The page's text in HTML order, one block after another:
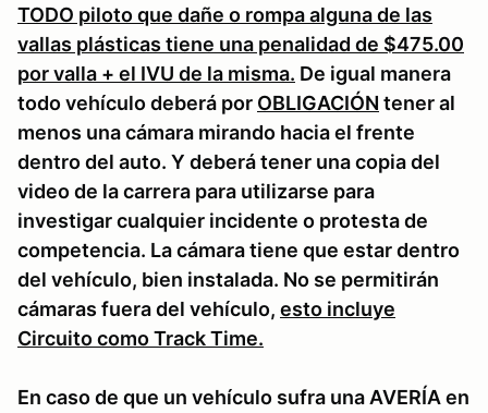
TODO piloto que dañe o rompa alguna de las
vallas plásticas tiene una penalidad de $475.00
por valla + el IVU de la misma. De igual manera
todo vehículo deberá por OBLIGACIÓN tener al
menos una cámara mirando hacia el frente
dentro del auto. Y deberá tener una copia del
video de la carrera para utilizarse para
investigar cualquier incidente o protesta de
competencia. La cámara tiene que estar dentro
del vehículo, bien instalada. No se permitirán
cámaras fuera del vehículo, esto incluye
Circuito como Track Time.
En caso de que un vehículo sufra una AVERÍA en